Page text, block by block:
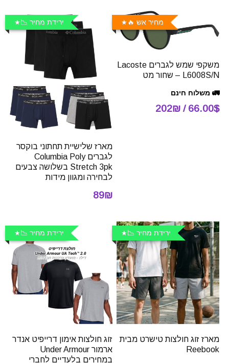
מחיר אש 🔥
משקפי שמש לגברים Lacoste
L6008S/N – שחור מט
🚛 משלוח חינם
66.00$ / 202₪
ירידת מחיר 📉
מארז שלישיית תחתוני בוקסר
לגברים Columbia Poly
Stretch 3pk בשלושה צבעים
לבחירה ומגוון מידות
89₪
ירידת מחיר 📉
מארז זוג חולצות טישרט מבית
Reebook
ירידת מחיר 📉
זוג חולצות אימון דרייפיט אנדר
ארמור Under Armour
במחירים בלעדיים לחברי